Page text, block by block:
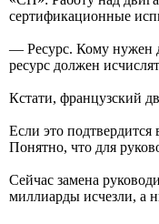
сертификационные
— Ресурс. Кому нужен
ресурс должен
Кстати, французский
Если это
Понятно, что для
Сейчас замена
миллиарды исчезли, а